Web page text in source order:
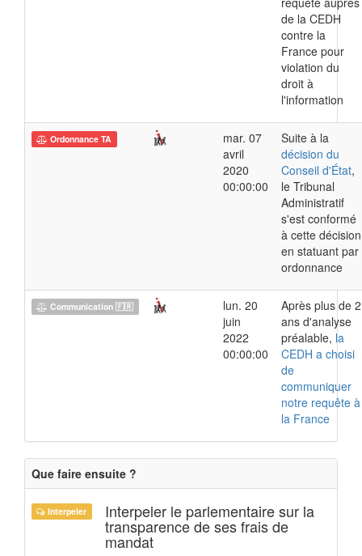
de la CEDH
contre la
France pour
violation du
droit à
l'information
Ordonnance TA
mar. 07
avril
2020
00:00:00
Suite à la
décision du
Conseil d'État,
le Tribunal
Administratif
s'est conformé
à cette décision
en statuant par
ordonnance
Communication 🇫🇷
lun. 20
juin
2022
00:00:00
Après plus de 2
ans d'analyse
préalable, la
CEDH a choisi
de
communiquer
notre requête à
la France
Que faire ensuite ?
Interpeler Interpeler le parlementaire sur la
transparence de ses frais de
mandat